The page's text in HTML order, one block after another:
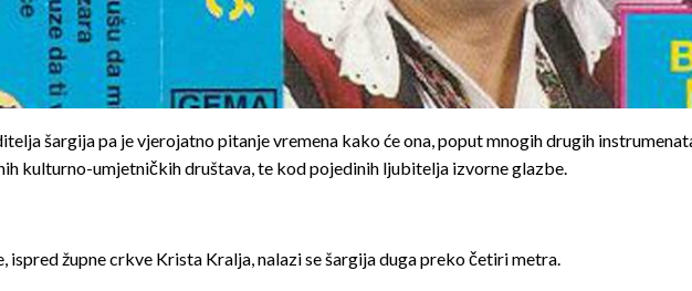
šargija pa je vjerojatno pitanje vremena kako će ona, poput mnogih drugih
kulturno-umjetničkih društava, te kod pojedi­nih ljubitelja izvorne glazbe.
ispred župne crkve Krista Kralja, na­lazi se šargija duga preko četiri metra.